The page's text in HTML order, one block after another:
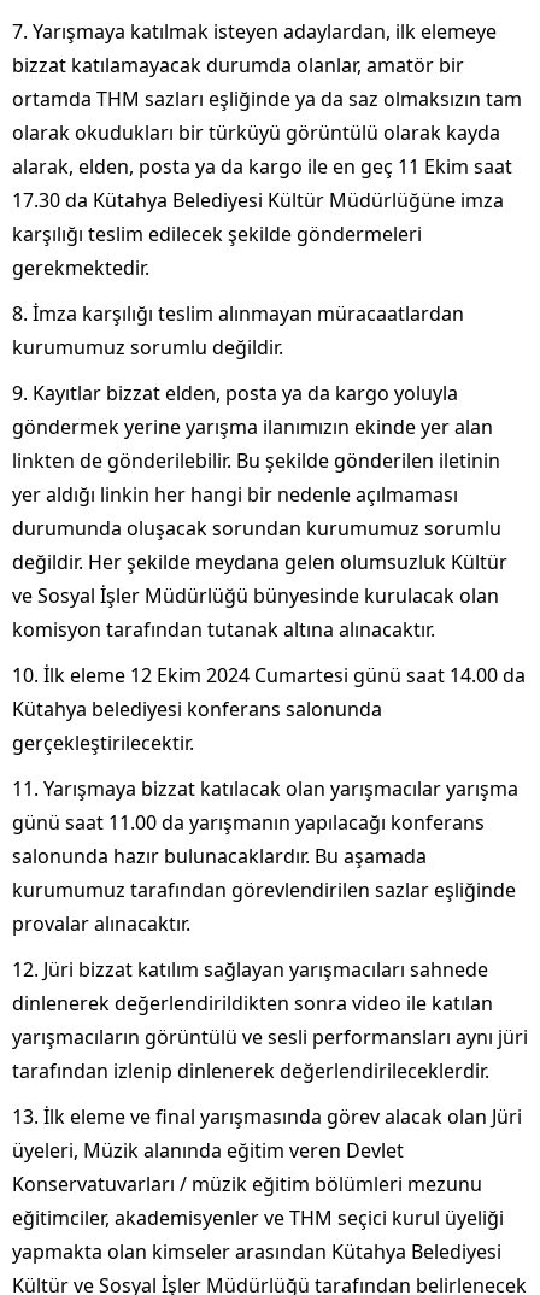
7. Yarışmaya katılmak isteyen adaylardan, ilk elemeye
bizzat katılamayacak durumda olanlar, amatör bir
ortamda THM sazları eşliğinde ya da saz olmaksızın tam
olarak okudukları bir türküyü görüntülü olarak kayda
alarak, elden, posta ya da kargo ile en geç 11 Ekim saat
17.30 da Kütahya Belediyesi Kültür Müdürlüğüne imza
karşılığı teslim edilecek şekilde göndermeleri
gerekmektedir.
8. İmza karşılığı teslim alınmayan müracaatlardan
kurumumuz sorumlu değildir.
9. Kayıtlar bizzat elden, posta ya da kargo yoluyla
göndermek yerine yarışma ilanımızın ekinde yer alan
linkten de gönderilebilir. Bu şekilde gönderilen iletinin
yer aldığı linkin her hangi bir nedenle açılmaması
durumunda oluşacak sorundan kurumumuz sorumlu
değildir. Her şekilde meydana gelen olumsuzluk Kültür
ve Sosyal İşler Müdürlüğü bünyesinde kurulacak olan
komisyon tarafından tutanak altına alınacaktır.
10. İlk eleme 12 Ekim 2024 Cumartesi günü saat 14.00 da
Kütahya belediyesi konferans salonunda
gerçekleştirilecektir.
11. Yarışmaya bizzat katılacak olan yarışmacılar yarışma
günü saat 11.00 da yarışmanın yapılacağı konferans
salonunda hazır bulunacaklardır. Bu aşamada
kurumumuz tarafından görevlendirilen sazlar eşliğinde
provalar alınacaktır.
12. Jüri bizzat katılım sağlayan yarışmacıları sahnede
dinlenerek değerlendirildikten sonra video ile katılan
yarışmacıların görüntülü ve sesli performansları aynı jüri
tarafından izlenip dinlenerek değerlendirileceklerdir.
13. İlk eleme ve final yarışmasında görev alacak olan Jüri
üyeleri, Müzik alanında eğitim veren Devlet
Konservatuvarları / müzik eğitim bölümleri mezunu
eğitimciler, akademisyenler ve THM seçici kurul üyeliği
yapmakta olan kimseler arasından Kütahya Belediyesi
Kültür ve Sosyal İşler Müdürlüğü tarafından belirlenecek